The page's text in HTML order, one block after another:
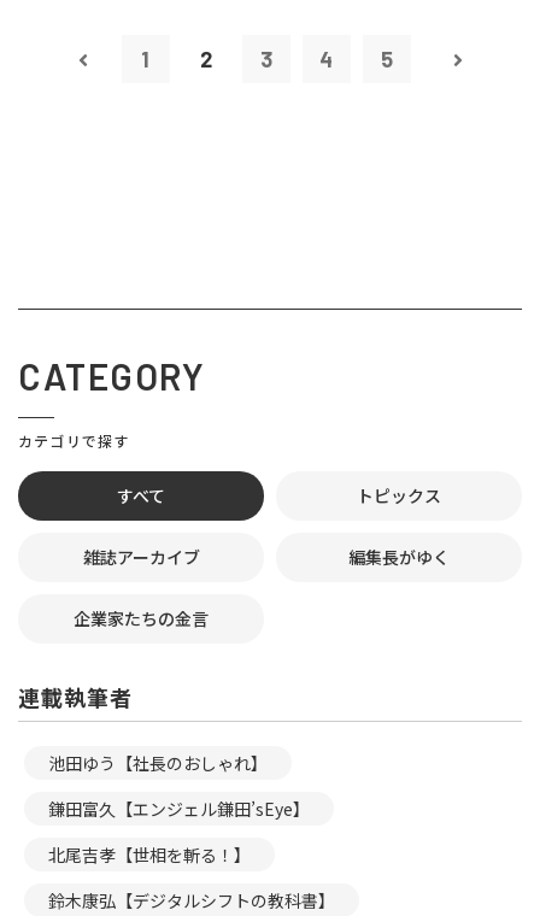
1 2 3 4 5
CATEGORY
カテゴリで探す
すべて トピックス
雑誌アーカイブ 編集長がゆく
企業家たちの金言
連載執筆者
池田ゆう【社長のおしゃれ】
鎌田富久【エンジェル鎌田’sEye】
北尾吉孝【世相を斬る！】
鈴木康弘【デジタルシフトの教科書】